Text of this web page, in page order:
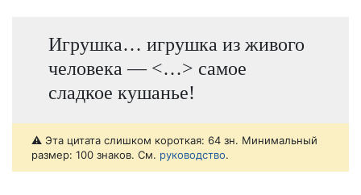
Игрушка… игрушка из живого
человека — <…> самое
сладкое кушанье!
⚠️ Эта цитата слишком короткая: 64 зн. Минимальный
размер: 100 знаков. См. руководство.